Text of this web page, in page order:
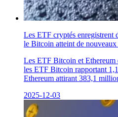
Les ETF cryptés enregistrent
le Bitcoin atteint de nouveaux
Les ETF Bitcoin et Ethereum
les ETF Bitcoin rapportant
Ethereum attirant 383,1
2025-12-03